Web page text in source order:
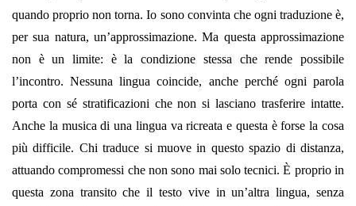
quando proprio non torna. Io sono convinta che ogni traduzione è,
per sua natura, un’approssimazione. Ma questa approssimazione
non è un limite: è la condizione stessa che rende possibile
l’incontro. Nessuna lingua coincide, anche perché ogni parola
porta con sé stratificazioni che non si lasciano trasferire intatte.
Anche la musica di una lingua va ricreata e questa è forse la cosa
più difficile. Chi traduce si muove in questo spazio di distanza,
attuando compromessi che non sono mai solo tecnici. È proprio in
questa zona transito che il testo vive in un’altra lingua, senza